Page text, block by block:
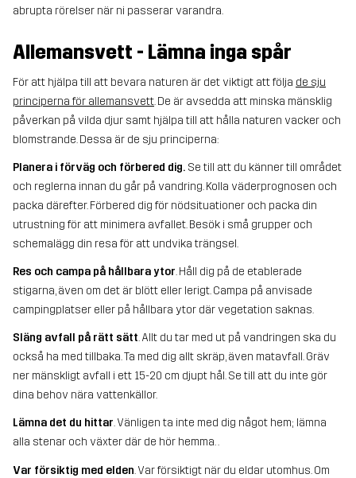
abrupta rörelser när ni passerar varandra.
Allemansvett - Lämna inga spår
För att hjälpa till att bevara naturen är det viktigt att följa de sju
principerna för allemansvett. De är avsedda att minska mänsklig
påverkan på vilda djur samt hjälpa till att hålla naturen vacker och
blomstrande. Dessa är de sju principerna:
Planera i förväg och förbered dig. Se till att du känner till området
och reglerna innan du går på vandring. Kolla väderprognosen och
packa därefter. Förbered dig för nödsituationer och packa din
utrustning för att minimera avfallet. Besök i små grupper och
schemalägg din resa för att undvika trängsel.
Res och campa på hållbara ytor. Håll dig på de etablerade
stigarna, även om det är blött eller lerigt. Campa på anvisade
campingplatser eller på hållbara ytor där vegetation saknas.
Släng avfall på rätt sätt. Allt du tar med ut på vandringen ska du
också ha med tillbaka. Ta med dig allt skräp, även matavfall. Gräv
ner mänskligt avfall i ett 15-20 cm djupt hål. Se till att du inte gör
dina behov nära vattenkällor.
Lämna det du hittar. Vänligen ta inte med dig något hem; lämna
alla stenar och växter där de hör hemma. .
Var försiktig med elden. Var försiktigt när du eldar utomhus. Om